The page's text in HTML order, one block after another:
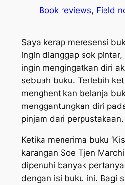
Book reviews, Field
Saya kerap meresensi
ingin dianggap sok
ingin mengingatkan diri
sebuah buku. Terlebih
menghentikan belanja
menggantungkan diri
pinjam dari perpustakaan.
Ketika menerima buku
karangan Soe Tjen
dipenuhi banyak
dengan isi buku ini. Bagi